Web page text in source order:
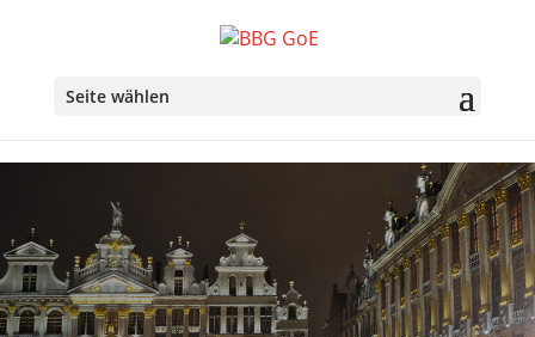
Seite wählen